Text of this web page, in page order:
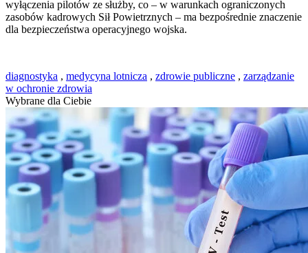
wyłączenia pilotów ze służby, co – w warunkach ograniczonych
zasobów kadrowych Sił Powietrznych – ma bezpośrednie znaczenie
dla bezpieczeństwa operacyjnego wojska.
diagnostyka , medycyna lotnicza , zdrowie publiczne , zarządzanie
w ochronie zdrowia
Wybrane dla Ciebie